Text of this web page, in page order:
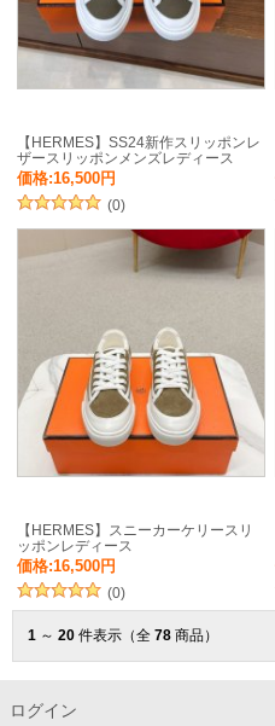
【HERMES】SS24新作スリッポンレ
ザースリッポンメンズレディース
価格:16,500円
(0)
【HERMES】スニーカーケリースリ
ッポンレディース
価格:16,500円
(0)
1 ～ 20 件表示（全 78 商品）
ログイン